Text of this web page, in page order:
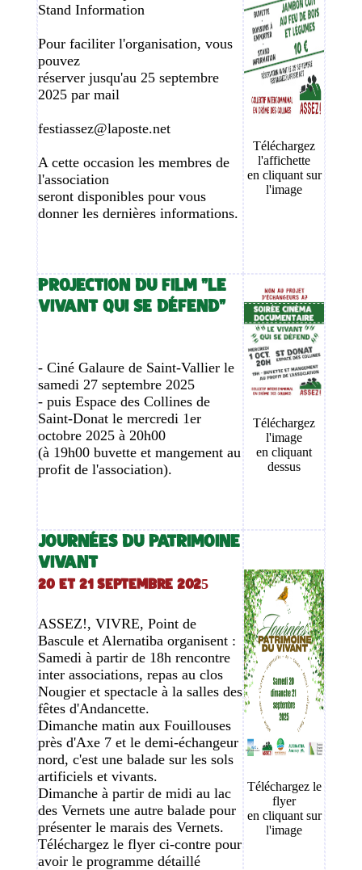
Stand Information
Pour faciliter l'organisation, vous
pouvez
réserver jusqu'au 25 septembre
2025 par mail
festiassez@laposte.net
A cette occasion les membres de
l'association
seront disponibles pour vous
donner les dernières informations.
Téléchargez
l'affichette
en cliquant sur
l'image
PROJECTION DU FILM "LE
VIVANT QUI SE DÉFEND"
- Ciné Galaure de Saint-Vallier le
samedi 27 septembre 2025
- puis Espace des Collines de
Saint-Donat le mercredi 1er
octobre 2025 à 20h00
(à 19h00 buvette et mangement au
profit de l'association).
Téléchargez
l'image
en cliquant
dessus
JOURNÉES DU PATRIMOINE
VIVANT
20 et 21 septembre 2025
ASSEZ!, VIVRE, Point de
Bascule et Alernatiba organisent :
Samedi à partir de 18h rencontre
inter associations, repas au clos
Nougier et spectacle à la salles des
fêtes d'Andancette.
Dimanche matin aux Fouillouses
près d'Axe 7 et le demi-échangeur
nord, c'est une balade sur les sols
artificiels et vivants.
Dimanche à partir de midi au lac
des Vernets une autre balade pour
présenter le marais des Vernets.
Téléchargez le flyer ci-contre pour
avoir le programme détaillé
Téléchargez le
flyer
en cliquant sur
l'image